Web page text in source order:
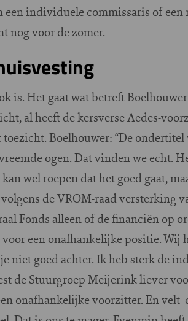
individuele commissaris of een
nog voor de zomer.
is. Het gaat wat betreft
al heeft de kersverse Aedes-
Boelhouwer: “De
ogen. Dat vinden we echt.
wel roepen dat het goed gaat,
de VROM-raad versterking
Fonds alleen of de financiën op
een onafhankelijke positie. Wij
niet goed achter. Ik heb sterk de
de Stuurgroep Meijerink liever
onafhankelijke voorzitter. En